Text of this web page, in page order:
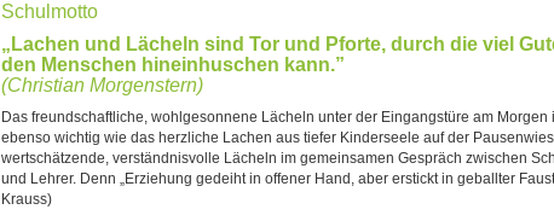
Schulmotto
„Lachen und Lächeln sind Tor und Pforte, durch die viel
den Menschen hineinhuschen kann.”
(Christian Morgenstern)
Das freundschaftliche, wohlgesonnene Lächeln unter der Eingangstüre am Morgen
ebenso wichtig wie das herzliche Lachen aus tiefer Kinderseele auf der
wertschätzende, verständnisvolle Lächeln im gemeinsamen Gespräch zwischen
und Lehrer. Denn „Erziehung gedeiht in offener Hand, aber erstickt in geballter
Krauss)